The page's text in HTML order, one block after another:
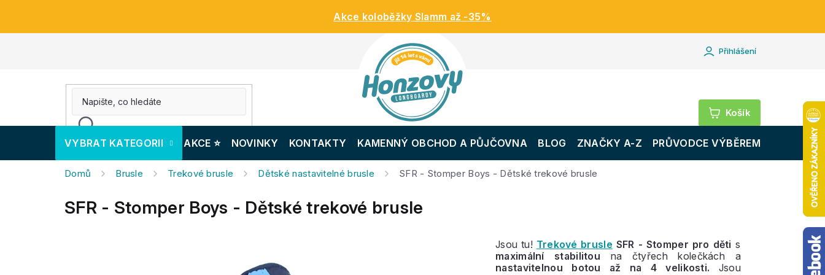
Akce koloběžky Slamm až -35%
Přihlášení
Nákupní
košík
VYBRAT KATEGORII AKCE ⭐️ NOVINKY KONTAKTY KAMENNÝ OBCHOD A PŮJČOVNA BLOG ZNAČKY A-Z PRŮVODCE VÝBĚREM
Domů Brusle Trekové brusle Dětské nastavitelné brusle SFR - Stomper Boys - Dětské trekové brusle
SFR - Stomper Boys - Dětské trekové brusle
Jsou tu! Trekové brusle SFR - Stomper pro děti s
maximální stabilitou na čtyřech kolečkách a
nastavitelnou botou až na 4 velikosti. Jsou